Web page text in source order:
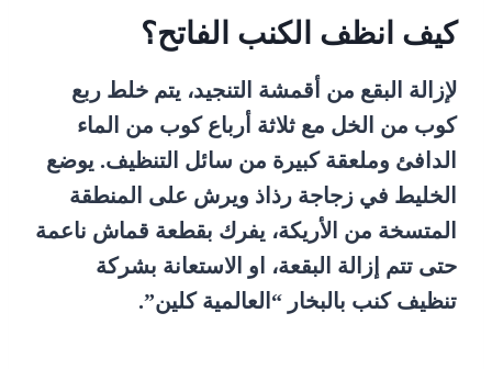
كيف انظف الكنب الفاتح؟
لإزالة البقع من أقمشة التنجيد، يتم خلط ربع
كوب من الخل مع ثلاثة أرباع كوب من الماء
الدافئ وملعقة كبيرة من سائل التنظيف. يوضع
الخليط في زجاجة رذاذ ويرش على المنطقة
المتسخة من الأريكة، يفرك بقطعة قماش ناعمة
حتى تتم إزالة البقعة، او الاستعانة بشركة
تنظيف كنب بالبخار “العالمية كلين”.